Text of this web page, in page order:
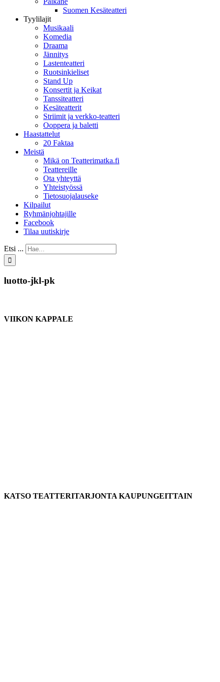
Suomen Kesäteatteri
Tyylilajit
Musikaali
Komedia
Draama
Jännitys
Lastenteatteri
Ruotsinkieliset
Stand Up
Konsertit ja Keikat
Tanssiteatteri
Kesäteatterit
Striimit ja verkko-teatteri
Ooppera ja baletti
Haastattelut
20 Faktaa
Meistä
Mikä on Teatterimatka.fi
Teattereille
Ota yhteyttä
Yhteistyössä
Tietosuojalauseke
Kilpailut
Ryhmänjohtajille
Facebook
Tilaa uutiskirje
Etsi ...
luotto-jkl-pk
VIIKON KAPPALE
KATSO TEATTERITARJONTA KAUPUNGEITTAIN